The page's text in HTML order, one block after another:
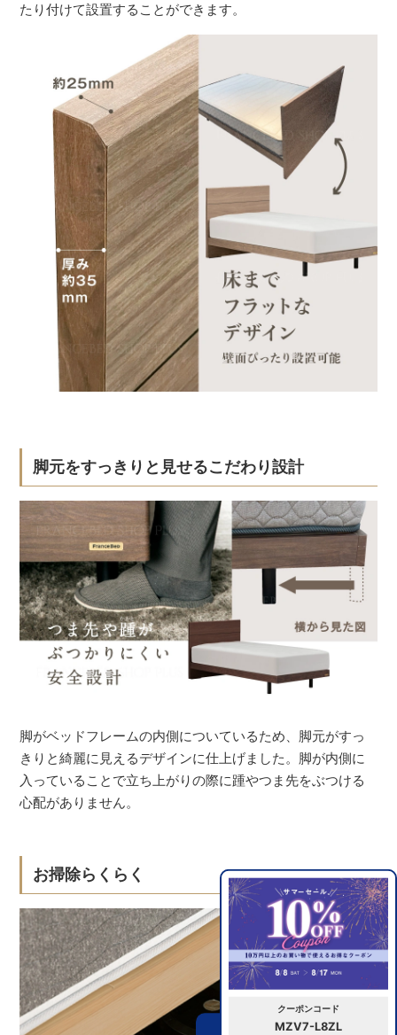
クーポンコード
MZV7-L8ZL
たり付けて設置することができます。
脚元をすっきりと見せるこだわり設計
脚がベッドフレームの内側についているため、脚元がすっ
きりと綺麗に見えるデザインに仕上げました。脚が内側に
入っていることで立ち上がりの際に踵やつま先をぶつける
心配がありません。
お掃除らくらく